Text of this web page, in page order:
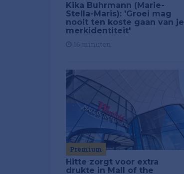
Kika Buhrmann (Marie-
Stella-Maris): 'Groei mag
nooit ten koste gaan van je
merkidentiteit'
Premium
Hitte zorgt voor extra
drukte in Mall of the